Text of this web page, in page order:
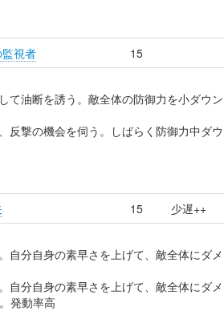
視者 15
て油断を誘う。敵全体の防御力を小ダウン
反撃の機会を伺う。しばらく防御力中ダウ
15 少遅++
自分自身の素早さを上げて、敵全体にダメ
自分自身の素早さを上げて、敵全体にダメ
発動率高